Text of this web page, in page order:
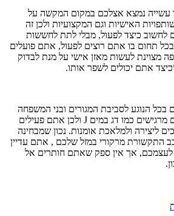
עשייה נמצא אצלכם במקום המקשה על
האישיות וגם המקצועיות ולכן זה
לחשוב כיצד לפעול, מבלי לתת לחששות
תחום בו אתם רוצים לפעול, אתם פועלים
מצוינת לעשות מאזן אישי על מנת לבדוק
אתם יכולים לשפר אותו.
בכל הנוגע לסביבת המגורים ובני המשפחה
שלכם, בנושאים אלה אתם מרגישים כמו דג במים J ולכן אתם פעילים
ליצירה ולמלאכת אומנות. נכון שמבחינה
התקשורת מרקורי במזל שלכם , אתם עדיין
לעצמכם, אך אין ספק שאתם חותרים אל